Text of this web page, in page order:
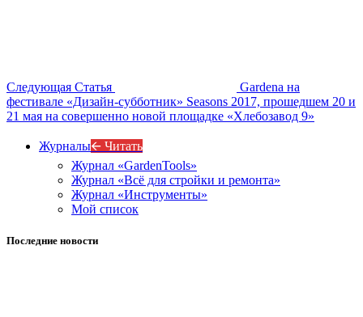
Следующая Статья
Gardena на
фестивале «Дизайн-субботник» Seasons 2017, прошедшем 20 и
21 мая на совершенно новой площадке «Хлебозавод 9»
Журналы🡨 Читать
Журнал «GardenTools»
Журнал «Всё для стройки и ремонта»
Журнал «Инструменты»
Мой список
Последние новости